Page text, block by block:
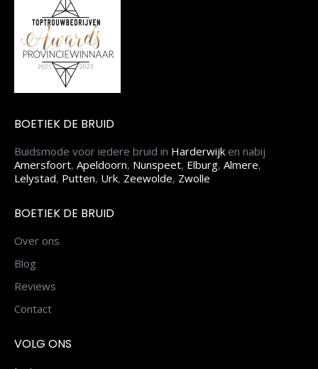
BOETIEK DE BRUID
Buidsmode voor iedere bruid in Harderwijk en nabij
Amersfoort, Apeldoorn, Nunspeet, Elburg, Almere,
Lelystad, Putten, Urk, Zeewolde, Zwolle
BOETIEK DE BRUID
Over ons
Blog
Reviews
Contact
VOLG ONS